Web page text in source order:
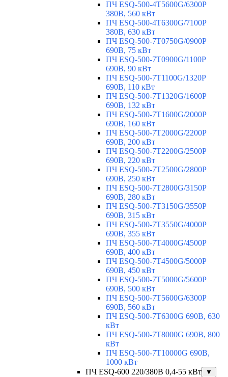
ПЧ ESQ-500-4T5600G/6300P
380В, 560 кВт
ПЧ ESQ-500-4T6300G/7100P
380В, 630 кВт
ПЧ ESQ-500-7T0750G/0900P
690В, 75 кВт
ПЧ ESQ-500-7T0900G/1100P
690В, 90 кВт
ПЧ ESQ-500-7T1100G/1320P
690В, 110 кВт
ПЧ ESQ-500-7T1320G/1600P
690В, 132 кВт
ПЧ ESQ-500-7T1600G/2000P
690В, 160 кВт
ПЧ ESQ-500-7T2000G/2200P
690В, 200 кВт
ПЧ ESQ-500-7T2200G/2500P
690В, 220 кВт
ПЧ ESQ-500-7T2500G/2800P
690В, 250 кВт
ПЧ ESQ-500-7T2800G/3150P
690В, 280 кВт
ПЧ ESQ-500-7T3150G/3550P
690В, 315 кВт
ПЧ ESQ-500-7T3550G/4000P
690В, 355 кВт
ПЧ ESQ-500-7T4000G/4500P
690В, 400 кВт
ПЧ ESQ-500-7T4500G/5000P
690В, 450 кВт
ПЧ ESQ-500-7T5000G/5600P
690В, 500 кВт
ПЧ ESQ-500-7T5600G/6300P
690В, 560 кВт
ПЧ ESQ-500-7T6300G 690В, 630
кВт
ПЧ ESQ-500-7T8000G 690В, 800
кВт
ПЧ ESQ-500-7T10000G 690В,
1000 кВт
ПЧ ESQ-600 220/380В 0,4-55 кВт
▼